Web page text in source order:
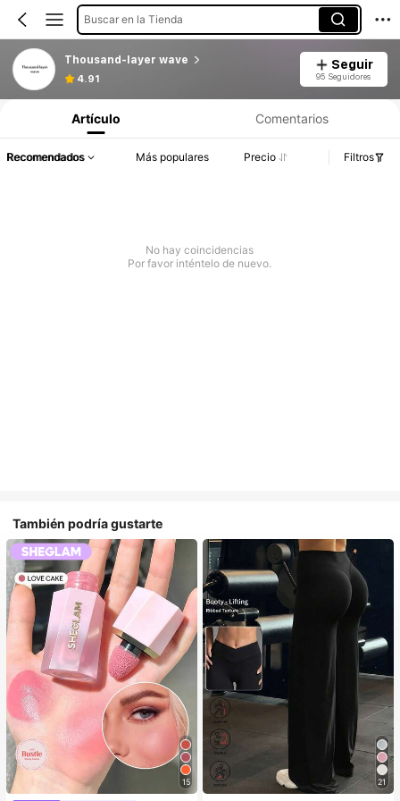
Buscar en la Tienda
Thousand-layer wave
4.91
Seguir
95 Seguidores
Artículo Comentarios
Recomendados Más populares Precio Filtros
No hay coincidencias
Por favor inténtelo de nuevo.
También podría gustarte
15 21